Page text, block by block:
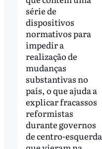
série de
dispositivos
normativos para
impedir a
realização de
mudanças
substantivas no
país, o que ajuda a
explicar fracassos
reformistas
durante governos
de centro-esquerda